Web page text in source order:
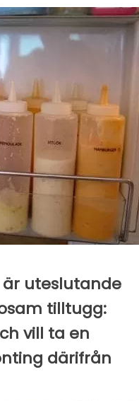
uteslutande
tilltugg:
vill ta en
därifrån